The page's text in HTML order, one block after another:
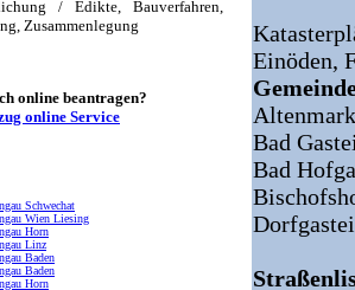
/ Edikte, Bauverfahren,
Zusammenlegung
online beantragen?
online Service
Schwechat
Wien Liesing
Horn
Linz
Baden
Baden
Horn
Einöden,
Bad
Bad